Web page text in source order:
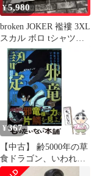
¥5,980
broken JOKER 襤褸 3XL
スカル ボロ tシャツ
BORO
¥ 367
【中古】 齢5000年の草
食ドラゴン、いわれな
き邪竜認定 やだこの生